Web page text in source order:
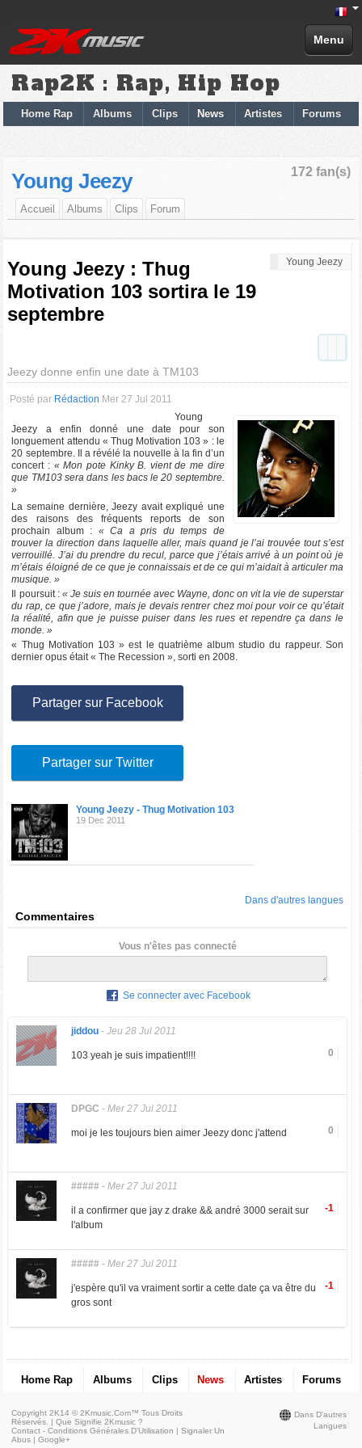
Menu
Rap2K : Rap, Hip Hop
Home Rap Albums Clips News Artistes Forums
172 fan(s)
Young Jeezy
Accueil Albums Clips Forum
Young Jeezy
Young Jeezy : Thug
Motivation 103 sortira le 19
septembre
Jeezy donne enfin une date à TM103
Posté par Rédaction Mer 27 Jul 2011
Young
Jeezy a enfin donné une date pour son
longuement attendu « Thug Motivation 103 » : le
20 septembre. Il a révélé la nouvelle à la fin d’un
concert : « Mon pote Kinky B. vient de me dire
que TM103 sera dans les bacs le 20 septembre.
»
La semaine dernière, Jeezy avait expliqué une
des raisons des fréquents reports de son
prochain album : « Ca a pris du temps de
trouver la direction dans laquelle aller, mais quand je l’ai trouvée tout s’est
verrouillé. J’ai du prendre du recul, parce que j’étais arrivé à un point où je
m’étais éloigné de ce que je connaissais et de ce qui m’aidait à articuler ma
musique. »
Il poursuit : « Je suis en tournée avec Wayne, donc on vit la vie de superstar
du rap, ce que j’adore, mais je devais rentrer chez moi pour voir ce qu’était
la réalité, afin que je puisse puiser dans les rues et rependre ça dans le
monde. »
« Thug Motivation 103 » est le quatrième album studio du rappeur. Son
dernier opus était « The Recession », sorti en 2008.
Partager sur Facebook
Partager sur Twitter
Young Jeezy - Thug Motivation 103
19 Dec 2011
Dans d'autres langues
Commentaires
Vous n'êtes pas connecté
Se connecter avec Facebook
jiddou- Jeu 28 Jul 2011
0
103 yeah je suis impatient!!!!
DPGC - Mer 27 Jul 2011
0
moi je les toujours bien aimer Jeezy donc j'attend
#####- Mer 27 Jul 2011
-1
il a confirmer que jay z drake && andré 3000 serait sur
l'album
#####- Mer 27 Jul 2011
-1
j'espère qu'il va vraiment sortir a cette date ça va être du
gros sont
Home Rap Albums Clips News Artistes Forums
Dans D'autres
Langues
Copyright 2K14 © 2Kmusic.com™Tous Droits
Réservés . |Que Signifie 2Kmusic ?
Contact - Conditions Générales D'Utilisation |Signaler Un
Abus |Google+